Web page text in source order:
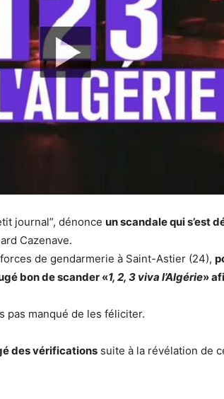
journal”, dénonce un scandale qui s’est
Cazenave.
de gendarmerie à Saint-Astier (24),
bon de scander «1, 2, 3 viva l’Algérie»
pas manqué de les féliciter.
des vérifications suite à la révélation de